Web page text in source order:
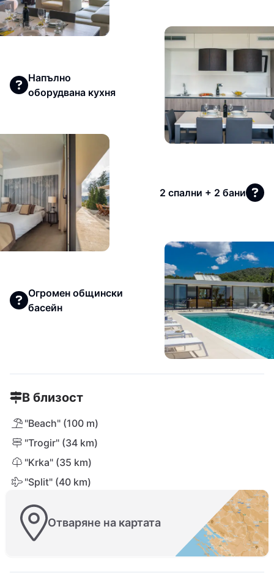
Напълно
оборудвана кухня
2 спални + 2 бани
Огромен общински
басейн
В близост
"Beach" (100 m)
"Trogir" (34 km)
"Krka" (35 km)
"Split" (40 km)
Отваряне на картата